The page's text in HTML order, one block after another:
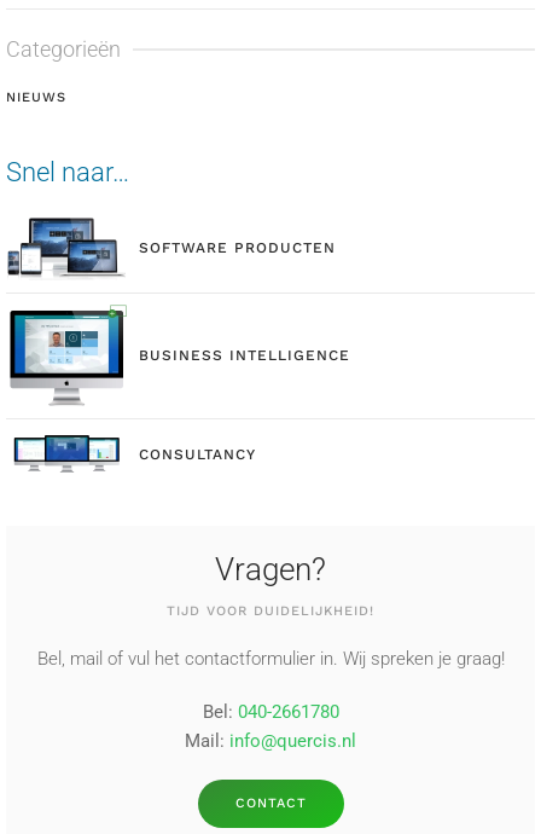
Categorieën
NIEUWS
Snel naar…
SOFTWARE PRODUCTEN
BUSINESS INTELLIGENCE
CONSULTANCY
Vragen?
TIJD VOOR DUIDELIJKHEID!
Bel, mail of vul het contactformulier in. Wij spreken je graag!
Bel: 040-2661780
Mail: info@quercis.nl
CONTACT